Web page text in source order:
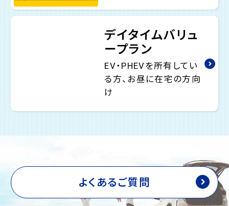
デイタイムバリュ
ープラン
EV・PHEVを所有してい
る方、お昼に在宅の方向
け
よくあるご質問